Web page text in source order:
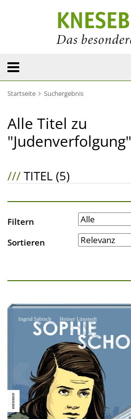
Startseite Suchergebnis
Alle Titel zu
"Judenverfolgung"
///TITEL (5)
Filtern
Sortieren